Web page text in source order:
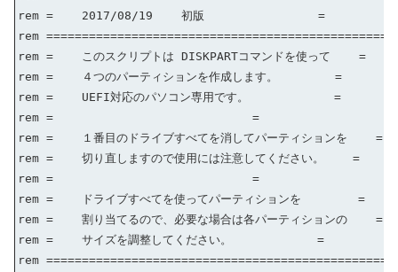
rem = 2017/08/19 初版 =
rem
rem = このスクリプトは DISKPARTコマンドを使って =
rem = ４つのパーティションを作成します。 =
rem = UEFI対応のパソコン専用です。 =
rem = =
rem = １番目のドライブすべてを消してパーティションを =
rem = 切り直しますので使用には注意してください。 =
rem = =
rem = ドライブすべてを使ってパーティションを =
rem = 割り当てるので、必要な場合は各パーティションの =
rem = サイズを調整してください。 =
rem